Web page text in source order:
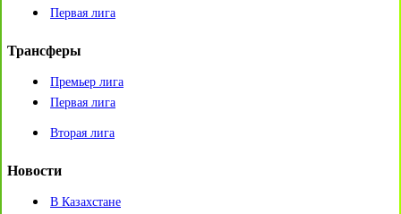
Первая лига
Трансферы
Премьер лига
Первая лига
Вторая лига
Новости
В Казахстане